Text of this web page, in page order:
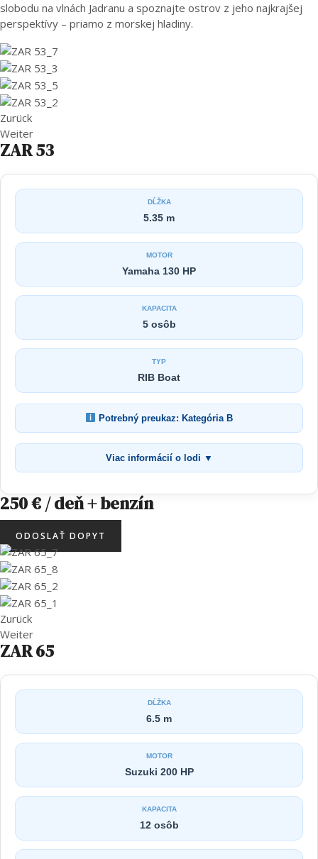
slobodu na vlnách Jadranu a spoznajte ostrov z jeho najkrajšej
perspektívy – priamo z morskej hladiny.
Zurück
Weiter
ZAR 53
DĹŽKA
5.35 m
MOTOR
Yamaha 130 HP
KAPACITA
5 osôb
TYP
RIB Boat
Potrebný preukaz: Kategória B
Viac informácií o lodi ▼
250 € / deň + benzín
ODOSLAŤ DOPYT
Zurück
Weiter
ZAR 65
DĹŽKA
6.5 m
MOTOR
Suzuki 200 HP
KAPACITA
12 osôb